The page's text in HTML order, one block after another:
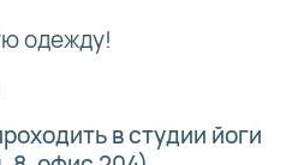
одежду!
в студии йоги